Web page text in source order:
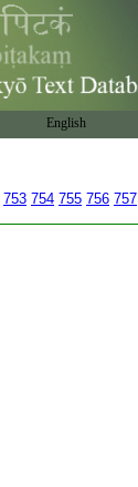
English
753 754 755 756 757